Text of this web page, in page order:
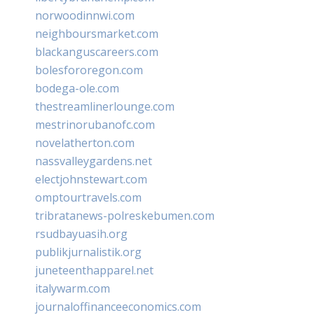
norwoodinnwi.com
neighboursmarket.com
blackanguscareers.com
bolesfororegon.com
bodega-ole.com
thestreamlinerlounge.com
mestrinorubanofc.com
novelatherton.com
nassvalleygardens.net
electjohnstewart.com
omptourtravels.com
tribratanews-polreskebumen.com
rsudbayuasih.org
publikjurnalistik.org
juneteenthapparel.net
italywarm.com
journaloffinanceeconomics.com